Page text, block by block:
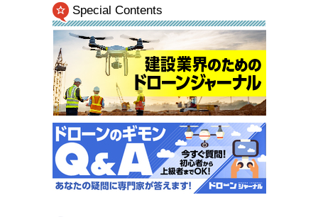
Special Contents